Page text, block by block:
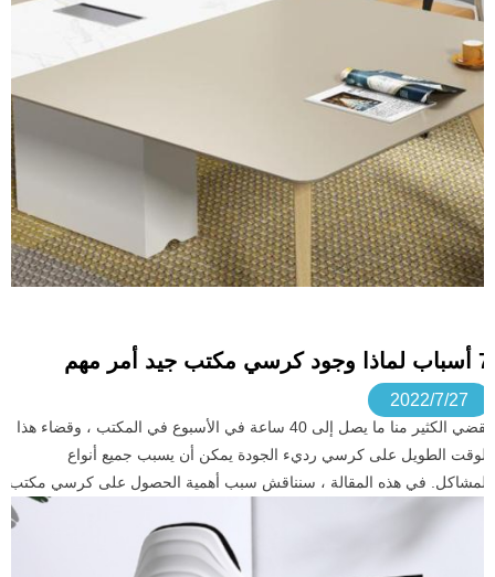
7 أسباب لماذا وجود كرسي مكتب جيد أمر مهم
2022/7/27
يقضي الكثير منا ما يصل إلى 40 ساعة في الأسبوع في المكتب ، وقضاء هذا
الوقت الطويل على كرسي رديء الجودة يمكن أن يسبب جميع أنواع
المشاكل. في هذه المقالة ، سنناقش سبب أهمية الحصول على كرسي مكتب
جيد لمساعدتنا على البقاء سعداء وصحيين ومنتجين في العمل.